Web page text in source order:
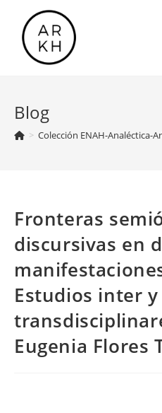
contenido
Blog
> Colección ENAH-Analéctica-
Fronteras
discursivas en
Estudios inter y
Eugenia Flores